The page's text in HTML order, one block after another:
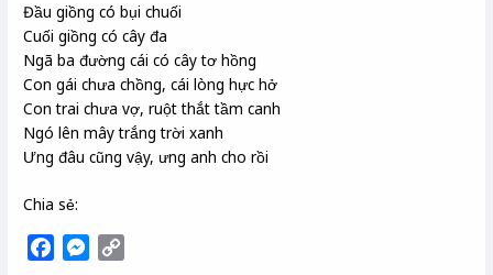
Đầu giồng có bụi chuối
Cuối giồng có cây đa
Ngã ba đường cái có cây tơ hồng
Con gái chưa chồng, cái lòng hực hở
Con trai chưa vợ, ruột thắt tầm canh
Ngó lên mây trắng trời xanh
Ưng đâu cũng vậy, ưng anh cho rồi
Chia sẻ:
M